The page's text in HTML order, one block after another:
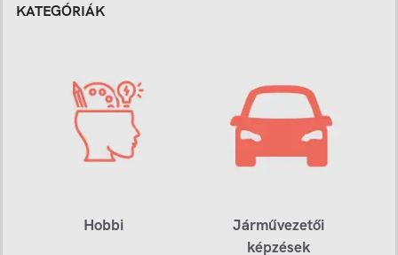
KATEGÓRIÁK
Hobbi
Járművezetői
képzések